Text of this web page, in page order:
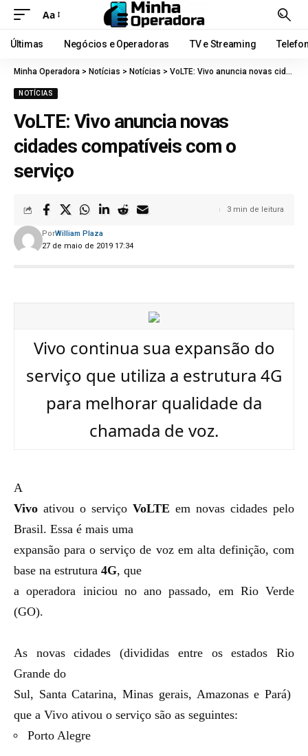
Aa
Últimas Negócios e Operadoras TV e Streaming
Minha Operadora > Notícias > Notícias > VoLTE: Vivo anuncia novas cidades compatíveis com o serviço
NOTÍCIAS
VoLTE: Vivo anuncia novas
cidades compatíveis com o
serviço
27 de maio de 2019 17:34
PorWilliam Plaza
3 min de leitura
Vivo continua sua expansão do
serviço que utiliza a estrutura 4G
para melhorar qualidade da
chamada de voz.
A
Vivo ativou o serviço VoLTE em novas cidades pelo
Brasil. Essa é mais uma
expansão para o serviço de voz em alta definição, com
base na estrutura 4G, que
a operadora iniciou no ano passado, em Rio Verde
(GO).
As novas cidades (divididas entre os estados Rio
Grande do
Sul, Santa Catarina, Minas gerais, Amazonas e Pará)
que a Vivo ativou o serviço são as seguintes:
Porto Alegre